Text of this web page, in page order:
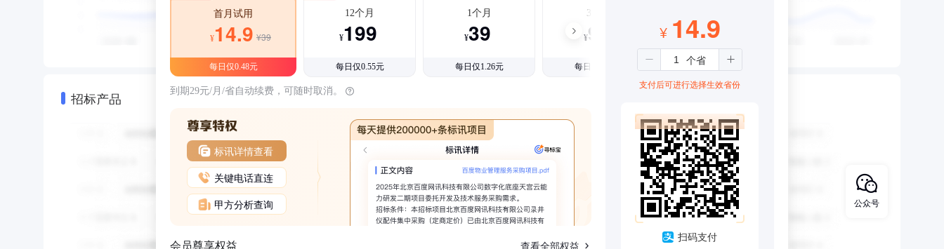
招标产品
首月试用
¥14.9 ¥39
每日仅0.48元
12个月
¥199
每日仅0.55元
1个月
¥39
每日仅1.26元
3个月
¥99
每日仅1.08元
到期29元/月/省自动续费，可随时取消。
标讯详情查看
关键电话直连
甲方分析查询
会员尊享权益 查看全部权益
¥ 14.9
支付后可进行选择生效省份
扫码支付
公众号